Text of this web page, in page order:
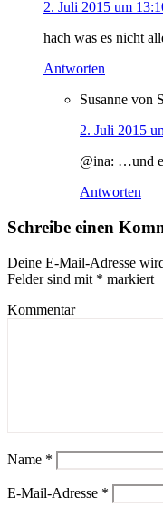
2. Juli 2015 um
hach was es nicht
Antworten
Susanne von
2. Juli 2015
@ina: …und
Antworten
Schreibe einen
Deine E-Mail-Adresse
Felder sind mit * markiert
Kommentar
Name *
E-Mail-Adresse *